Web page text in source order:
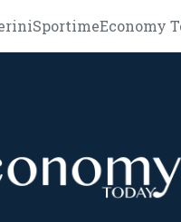
SportimeEconomy